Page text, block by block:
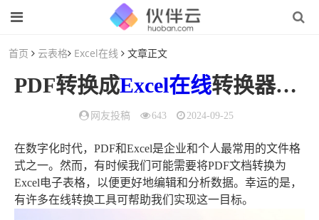
首页 云表格 Excel在线 文章正文
PDF转换成Excel在线转换器，简便的转换
网友投稿 643 2024-09-25
在数字化时代，PDF和Excel是企业和个人最常用的文件格
式之一。然而，有时候我们可能需要将PDF文档转换为
Excel电子表格，以便更好地编辑和分析数据。幸运的是，
有许多在线转换工具可帮助我们实现这一目标。